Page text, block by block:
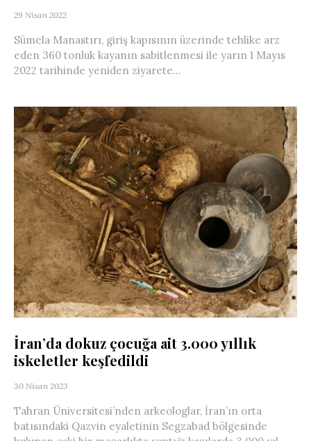
29 Nisan 2022
Sümela Manastırı, giriş kapısının üzerinde tehlike arz
eden 360 tonluk kayanın sabitlenmesi ile yarın 1 Mayıs
2022 tarihinde yeniden ziyarete...
İran’da dokuz çocuğa ait 3.000 yıllık
iskeletler keşfedildi
30 Nisan 2023
Tahran Üniversitesi’nden arkeologlar, İran’ın orta
batısındaki Qazvin eyaletinin Segzabad bölgesinde